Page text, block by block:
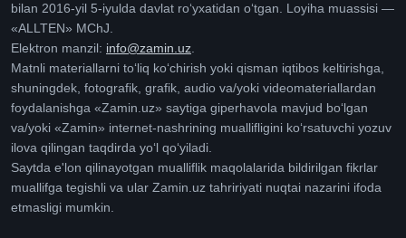
bilan 2016-yil 5-iyulda davlat roʻyxatidan oʻtgan. Loyiha muassisi —
«ALLTEN» MChJ.
Elektron manzil: info@zamin.uz
Matnli materiallarni toʻliq koʻchirish yoki qisman iqtibos keltirishga,
shuningdek, fotografik, grafik, audio va/yoki videomateriallardan
foydalanishga «Zamin.uz» saytiga giperhavola mavjud boʻlgan
va/yoki «Zamin» internet-nashrining muallifligini koʻrsatuvchi yozuv
ilova qilingan taqdirda yoʻl qoʻyiladi.
Saytda e'lon qilinayotgan mualliflik maqolalarida bildirilgan fikrlar
muallifga tegishli va ular Zamin.uz tahririyati nuqtai nazarini ifoda
etmasligi mumkin.